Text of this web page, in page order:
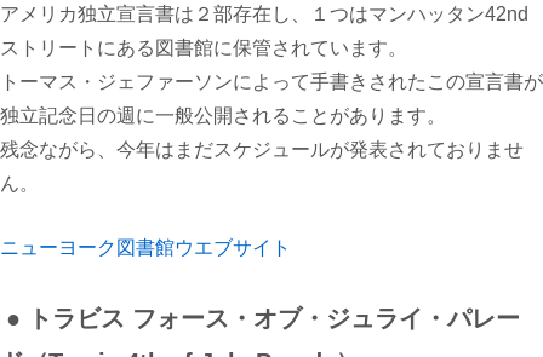
アメリカ独立宣言書は２部存在し、１つはマンハッタン42nd
ストリートにある図書館に保管されています。
トーマス・ジェファーソンによって手書きされたこの宣言書が
独立記念日の週に一般公開されることがあります。
残念ながら、今年はまだスケジュールが発表されておりませ
ん。
ニューヨーク図書館ウエブサイト
● トラビス フォース・オブ・ジュライ・パレー